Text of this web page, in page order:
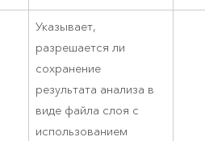
Указывает,
разрешается ли
сохранение
результата анализа в
виде файла слоя с
использованием